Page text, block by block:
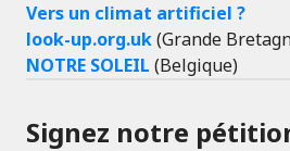
Vers un climat artificiel ?
look-up.org.uk(Grande
NOTRE SOLEIL (Belgique)
Signez notre